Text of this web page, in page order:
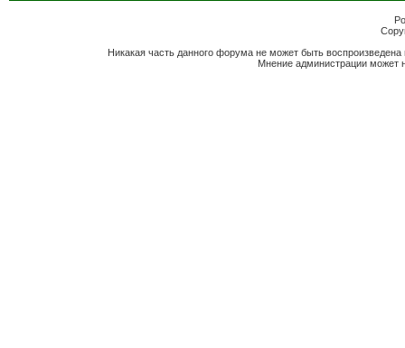
Никакая часть данного форума не может быть
Мнение администрации может